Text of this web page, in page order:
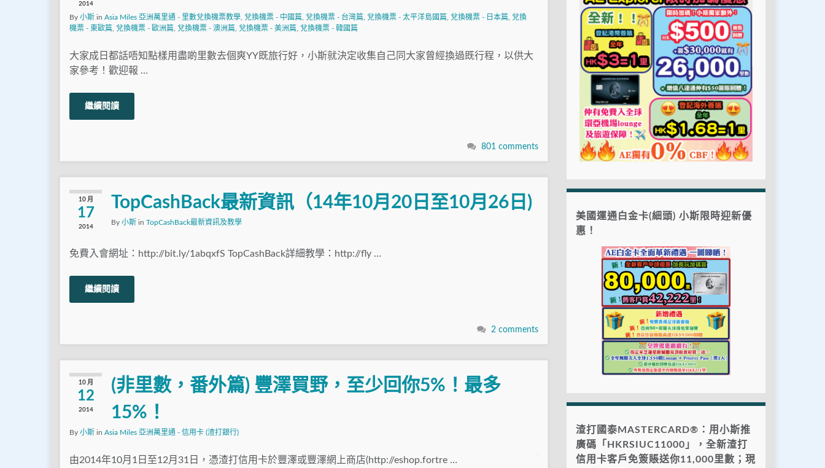
2014
By 小斯 in Asia Miles 亞洲萬里通 - 里數兌換機票教學 兌換機票 - 中國篇 兌換機票 - 台灣篇 兌換機票 - 太平洋島國篇 兌換機票 - 日本篇 兌換
機票 - 東歐篇 兌換機票 - 歐洲篇 兌換機票 - 澳洲篇 兌換機票 - 美洲篇 兌換機票 - 韓國篇
大家成日都話唔知點樣用盡啲里數去個爽YY既旅行好，小斯就決定收集自己同大家曾經換過既行程，以供大
家參考！歡迎報 …
繼續閱讀
801 comments
10 月
17
2014
TopCashBack最新資訊（14年10月20日至10月26日)
By 小斯 in TopCashBack最新資訊及教學
免費入會網址：http://bit.ly/1abqxfS TopCashBack詳細教學：http://fly …
繼續閱讀
2 comments
10 月
12
2014
(非里數，番外篇) 豐澤買野，至少回你5%！最多
15%！
By 小斯 in Asia Miles 亞洲萬里通 - 信用卡 (渣打銀行)
由2014年10月1日至12月31日，憑渣打信用卡於豐澤或豐澤網上商店(http://eshop.fortre …
美國運通白金卡(細頭) 小斯限時迎新優
惠！
渣打國泰MASTERCARD®：用小斯推
廣碼「HKRSIUC11000」，全新渣打
信用卡客戶免簽賬送你11,000里數；現